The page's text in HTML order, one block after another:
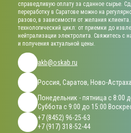
справедливую оплату за сданное сырье.
переработку в Саратове можно на
разово, в зависимости от желания
технологический цикл: от приемки до
нейтрализации электролита. Свяжитесь с
и получения актуальной цены.
akb@oskab.ru
Россия, Саратов, Ново-
Понедельник - пятница с 8:00
Суббота с 9:00 до 15:00
+7 (8452) 96-25-63
+7 (917) 318-52-44